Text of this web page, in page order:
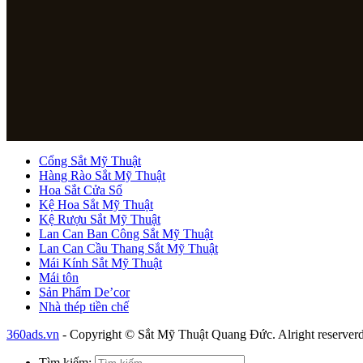
Cổng Sắt Mỹ Thuật
Hàng Rào Sắt Mỹ Thuật
Hoa Sắt Cửa Sổ
Kệ Hoa Sắt Mỹ Thuật
Kệ Rượu Sắt Mỹ Thuật
Lan Can Ban Công Sắt Mỹ Thuật
Lan Can Cầu Thang Sắt Mỹ Thuật
Mái Kính Sắt Mỹ Thuật
Mái tôn
Sản Phẩm De’cor
Nhà thép tiền chế
360ads.vn - Copyright © Sắt Mỹ Thuật Quang Đức. Alright